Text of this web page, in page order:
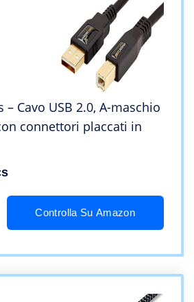
– Cavo USB 2.0, A-maschio
connettori placcati in
Controlla Su Amazon